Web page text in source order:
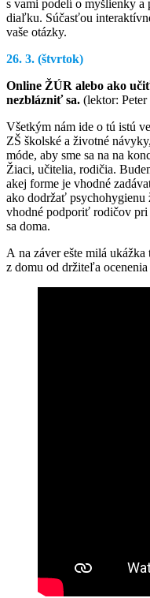
s vami podelí o myšlienky a
diaľku. Súčasťou
vaše otázky.
26. 3. (štvrtok)
Online ŽÚR alebo ako
nezblázniť sa. (lektor:
Všetkým nám ide o tú istú
ZŠ školské a životné
móde, aby sme sa na na
Žiaci, učitelia, rodičia.
akej forme je vhodné
ako dodržať
vhodné podporiť rodičov pri
sa doma.
A na záver ešte milá
z domu od držiteľa